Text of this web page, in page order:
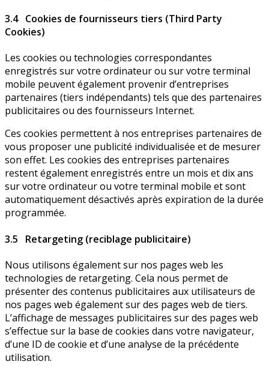
3.4 Cookies de fournisseurs tiers (Third Party
Cookies)
Les cookies ou technologies correspondantes
enregistrés sur votre ordinateur ou sur votre terminal
mobile peuvent également provenir d’entreprises
partenaires (tiers indépendants) tels que des partenaires
publicitaires ou des fournisseurs Internet.
Ces cookies permettent à nos entreprises partenaires de
vous proposer une publicité individualisée et de mesurer
son effet. Les cookies des entreprises partenaires
restent également enregistrés entre un mois et dix ans
sur votre ordinateur ou votre terminal mobile et sont
automatiquement désactivés après expiration de la durée
programmée.
3.5 Retargeting (reciblage publicitaire)
Nous utilisons également sur nos pages web les
technologies de retargeting. Cela nous permet de
présenter des contenus publicitaires aux utilisateurs de
nos pages web également sur des pages web de tiers.
L’affichage de messages publicitaires sur des pages web
s’effectue sur la base de cookies dans votre navigateur,
d’une ID de cookie et d’une analyse de la précédente
utilisation.